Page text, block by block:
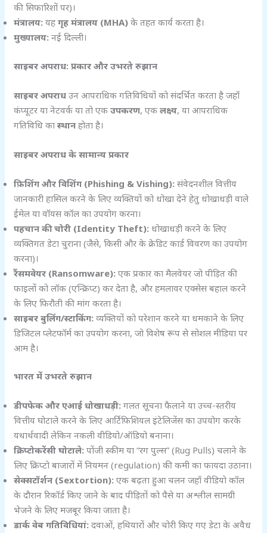
की सिफारिशों पर)।
मंत्रालय: यहगृह मंत्रालय (MHA) के तहत कार्य करता है।
मुख्यालय: नई दिल्ली।
साइबर अपराध: प्रकार और उभरते रुझान
साइबर अपराध उन आपराधिक गतिविधियों को संदर्भित करता है जहाँ
कंप्यूटर या नेटवर्क या तो एकउपकरण, एकलक्ष्य, या आपराधिक
गतिविधि कास्थान होता है।
साइबर अपराध के सामान्य प्रकार
फ़िशिंग और विशिंग (Phishing & Vishing): संवेदनशील वित्तीय
जानकारी हासिल करने के लिए व्यक्तियों को धोखा देने हेतु धोखाधड़ी वाले
ईमेल या वॉयस कॉल का उपयोग करना।
पहचान की चोरी (Identity Theft): धोखाधड़ी करने के लिए
व्यक्तिगत डेटा चुराना (जैसे, किसी और के क्रेडिट कार्ड विवरण का उपयोग
करना)।
रैंसमवेयर (Ransomware): एक प्रकार का मैलवेयर जो पीड़ित की
फाइलों को लॉक (एन्क्रिप्ट) कर देता है, और हमलावर एक्सेस बहाल करने
के लिए फिरौती की मांग करता है।
साइबर बुलिंग/स्टाकिंग: व्यक्तियों को परेशान करने या धमकाने के लिए
डिजिटल प्लेटफॉर्म का उपयोग करना, जो विशेष रूप से सोशल मीडिया पर
आम है।
भारत में उभरते रुझान
डीपफेक और एआई धोखाधड़ी: गलत सूचना फैलाने या उच्च-स्तरीय
वित्तीय घोटाले करने के लिए आर्टिफिशियल इंटेलिजेंस का उपयोग करके
यथार्थवादी लेकिन नकली वीडियो/ऑडियो बनाना।
क्रिप्टोकरेंसी घोटाले: पोंजी स्कीम या “रग पुल्स” (Rug Pulls) चलाने के
लिए क्रिप्टो बाजारों में नियमन (regulation) की कमी का फायदा उठाना।
सेक्सटॉर्शन (Sextortion): एक बढ़ता हुआ चलन जहाँ वीडियो कॉल
के दौरान रिकॉर्ड किए जाने के बाद पीड़ितों को पैसे या अश्लील सामग्री
भेजने के लिए मजबूर किया जाता है।
डार्क वेब गतिविधियां: दवाओं, हथियारों और चोरी किए गए डेटा के अवैध